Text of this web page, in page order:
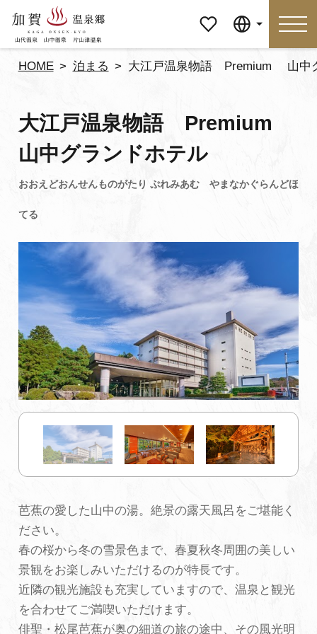
ージ
特集 おすすめの過ごし方
見どころ 食べる
おみやげ
泊まる アクセス
マイページ
初めての加賀温泉郷
加賀に泊まって！北陸巡り♪
ご当地グルメ
FAQ
お知らせ
動画を見る
パンフレットダウンロード
写真ダウンロード
HOME 泊まる 大江戸温泉物語 Premium 山中
大江戸温泉物語 Premium
山中グランドホテル
芭蕉の愛した山中の湯。絶景の露天風呂をご堪能く
ださい。
春の桜から冬の雪景色まで、春夏秋冬周囲の美しい
景観をお楽しみいただけるのが特長です。
近隣の観光施設も充実していますので、温泉と観光
を合わせてご満喫いただけます。
俳聖・松尾芭蕉が奥の細道の旅の途中、その風光明